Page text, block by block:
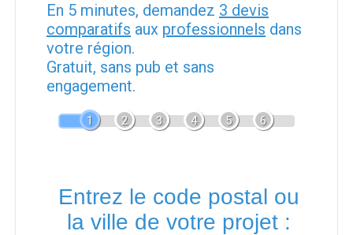
En 5 minutes, demandez 3 devis
comparatifs aux professionnels dans
votre région.
Gratuit, sans pub et sans
engagement.
1 2 3 4 5 6
Entrez le code postal ou
la ville de votre projet :